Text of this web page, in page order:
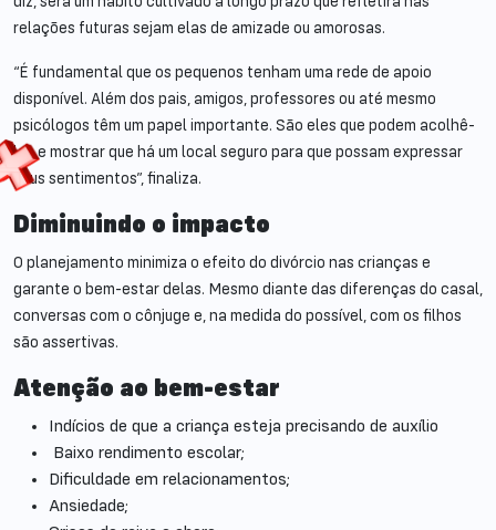
relações futuras sejam elas de amizade ou amorosas.
“É fundamental que os pequenos tenham uma rede de apoio
disponível. Além dos pais, amigos, professores ou até mesmo
psicólogos têm um papel importante. São eles que podem acolhê-
los e mostrar que há um local seguro para que possam expressar
seus sentimentos”, finaliza.
Diminuindo o impacto
O planejamento minimiza o efeito do divórcio nas crianças e
garante o bem-estar delas. Mesmo diante das diferenças do casal,
conversas com o cônjuge e, na medida do possível, com os filhos
são assertivas.
Atenção ao bem-estar
Indícios de que a criança esteja precisando de auxílio
Baixo rendimento escolar;
Dificuldade em relacionamentos;
Ansiedade;